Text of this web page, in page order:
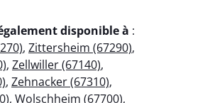
disponible à :
, Zittersheim (67290),
, Zellwiller (67140),
, Zehnacker (67310),
, Wolschheim (67700),